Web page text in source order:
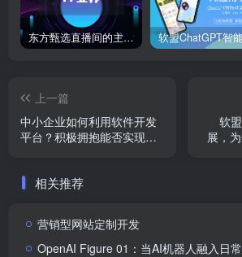
东方甄选直播间的主播董宇辉在卖玉米时称“918是好日子”，此事引发网络热议。
上一篇
中小企业如何利用软件开发
平台？积极拥抱能否实现数
软
展，
相关推荐
营销型网站定制开发
OpenAI Figure 01：当AI机器人融入日